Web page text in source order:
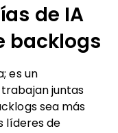
de IA
backlogs
es un
juntas
sea más
líderes de